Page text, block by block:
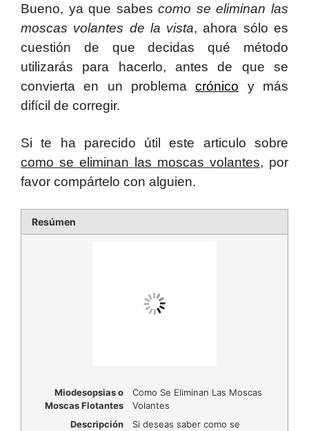
Bueno, ya que sabescomo se eliminan las
moscas volantes de la vista, ahora sólo es
cuestión de que decidas qué método
utilizarás para hacerlo, antes de que se
convierta en un problemacrónico y más
difícil de corregir.
Si te ha parecido útil este articulo sobre
como se eliminan las moscas volantes, por
favor compártelo con alguien.
Resúmen
Miodesopsias o
Moscas Flotantes
Como Se Eliminan Las Moscas
Volantes
Descripción
Si deseas saber como se